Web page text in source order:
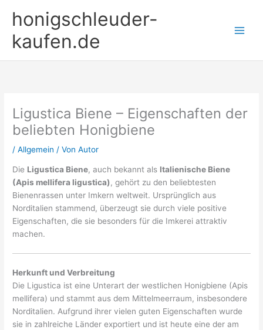
Inhalthonigschleuder-
kaufen.de
Ligustica Biene – Eigenschaften der
beliebten Honigbiene
/Allgemein / VonAutor
Die Ligustica Biene, auch bekannt als Italienische Biene
(Apis mellifera ligustica), gehört zu den beliebtesten
Bienenrassen unter Imkern weltweit. Ursprünglich aus
Norditalien stammend, überzeugt sie durch viele positive
Eigenschaften, die sie besonders für die Imkerei attraktiv
machen.
Herkunft und Verbreitung
Die Ligustica ist eine Unterart der westlichen Honigbiene (Apis
mellifera) und stammt aus dem Mittelmeerraum, insbesondere
Norditalien. Aufgrund ihrer vielen guten Eigenschaften wurde
sie in zahlreiche Länder exportiert und ist heute eine der am